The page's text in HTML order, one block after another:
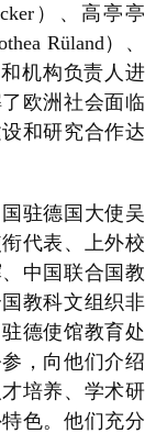
）、高亭亭
Rüland）、
机构负责人进
欧洲社会面临
和研究合作达
驻德国大使吴
代表、上外校
中国联合国教
教科文组织非
德使馆教育处
，向他们介绍
培养、学术研
色。他们充分